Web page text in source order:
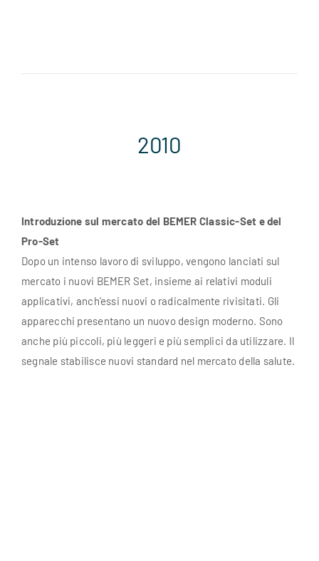
2010
Introduzione sul mercato del BEMER Classic-Set e del
Pro-Set
Dopo un intenso lavoro di sviluppo, vengono lanciati sul
mercato i nuovi BEMER Set, insieme ai relativi moduli
applicativi, anch’essi nuovi o radicalmente rivisitati. Gli
apparecchi presentano un nuovo design moderno. Sono
anche più piccoli, più leggeri e più semplici da utilizzare. Il
segnale stabilisce nuovi standard nel mercato della salute.